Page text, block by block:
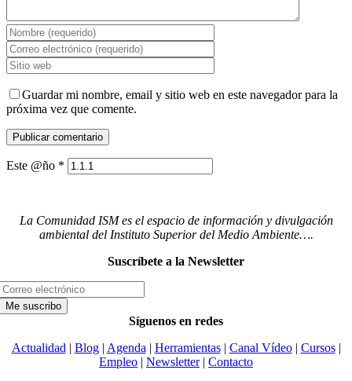
Guardar mi nombre, email y sitio web en este navegador para la
próxima vez que comente.
Este @ño *
La Comunidad ISM es el espacio de información y divulgación
ambiental del Instituto Superior del Medio Ambiente….
Suscríbete a la Newsletter
Síguenos en redes
Actualidad | Blog| Agenda | Herramientas| Canal Vídeo| Cursos|
Empleo | Newsletter| Contacto